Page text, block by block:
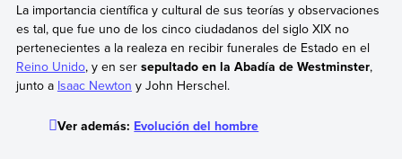
La importancia científica y cultural de sus teorías y observaciones
es tal, que fue uno de los cinco ciudadanos del siglo XIX no
pertenecientes a la realeza en recibir funerales de Estado en el
Reino Unido, y en sersepultado en la Abadía de Westminster,
junto a Isaac Newton y John Herschel.
Ver además: Evolución del hombre